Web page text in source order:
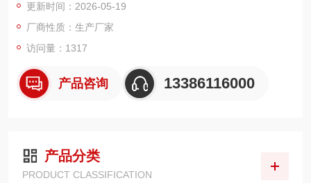
越重要。无人值守电子汽车衡方案满足了用户这些需求。
更新时间：2026-05-19
厂商性质：生产厂家
访问量：1317
产品咨询 13386116000
产品分类
PRODUCT CLASSIFICATION